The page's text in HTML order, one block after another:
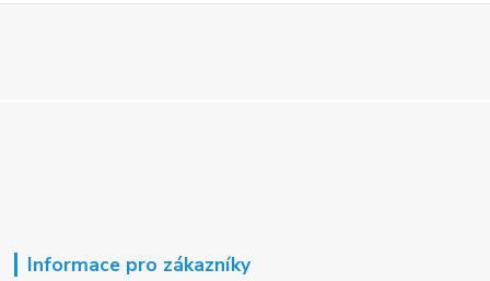
Informace pro zákazníky